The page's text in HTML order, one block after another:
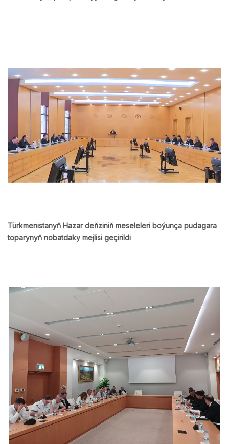
Türkmenistanyň Hazar deňziniň meseleleri boýunça pudagara
toparynyň nobatdaky mejlisi geçirildi